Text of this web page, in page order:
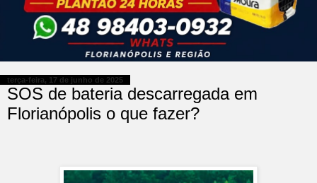
terça-feira, 17 de junho de 2025
SOS de bateria descarregada em
Florianópolis o que fazer?